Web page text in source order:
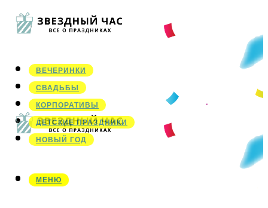
ВЕЧЕРИНКИ
СВАДЬБЫ
КОРПОРАТИВЫ
ДЕТСКИЕ ПРАЗДНИКИ
НОВЫЙ ГОД
МЕНЮ
МЕНЮ